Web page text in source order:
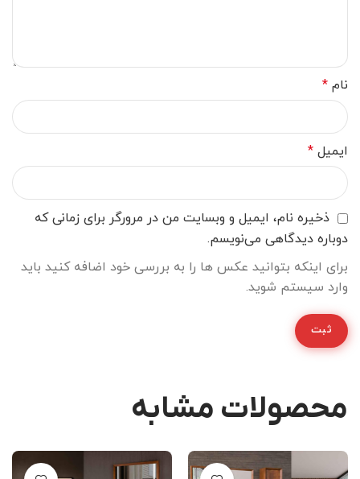
نام *
ایمیل *
ذخیره نام، ایمیل و وبسایت من در مرورگر برای زمانی که
دوباره دیدگاهی می‌نویسم.
برای اینکه بتوانید عکس ها را به بررسی خود اضافه کنید باید
وارد سیستم شوید.
محصولات مشابه